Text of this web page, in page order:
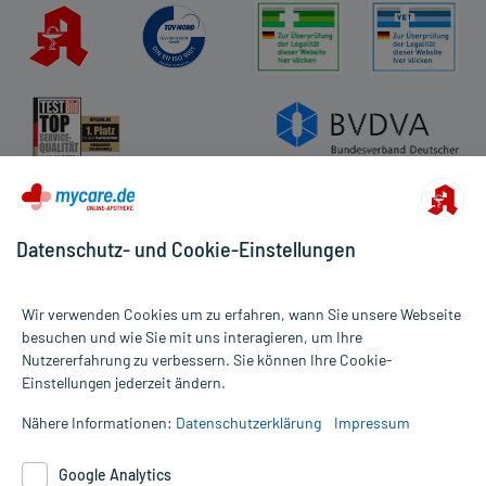
Alle Preise gelten inkl. MwSt., ggf. zzgl. Versandkosten
Informationen auf dieser Website werden ausschließlich für
die Untersuchung und Behandlung durch einen Arzt. Bitte
Therapien eingeleitet werden können. | Diese Webseite benutzt
Datenschutz- und Cookie-Einstellungen
Wir verwenden Cookies um zu erfahren, wann Sie unsere Webseite
besuchen und wie Sie mit uns interagieren, um Ihre
Nutzererfahrung zu verbessern. Sie können Ihre Cookie-
Einstellungen jederzeit ändern.
Nähere Informationen: Datenschutzerklärung Impressum
Google Analytics